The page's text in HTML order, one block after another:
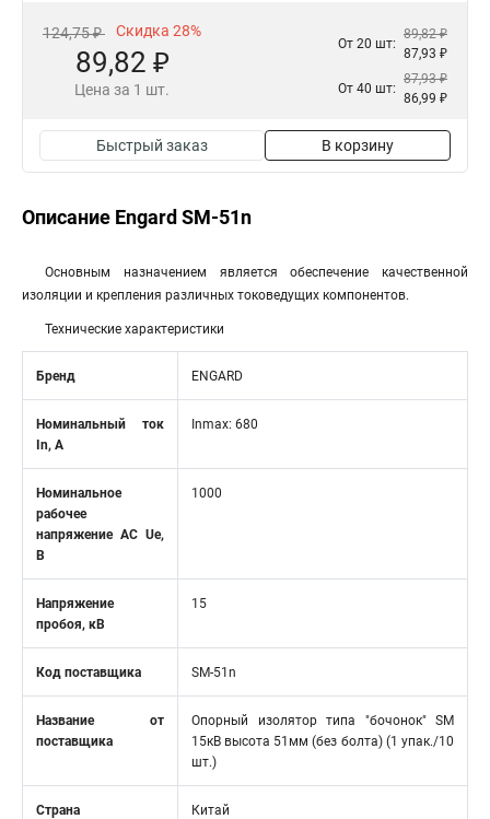
124,75 ₽ Скидка 28%
89,82 ₽
Цена за 1 шт.
От 20 шт:
89,82 ₽
87,93 ₽
От 40 шт:
87,93 ₽
86,99 ₽
Быстрый заказ В корзину
Описание Engard SM-51n
Основным назначением является обеспечение качественной
изоляции и крепления различных токоведущих компонентов.
Технические характеристики
Бренд ENGARD
Номинальный ток
In, А
Inmax: 680
Номинальное
рабочее
напряжение AC Ue,
В
1000
Напряжение
пробоя, кВ
15
Код поставщика SM-51n
Название от
поставщика
Опорный изолятор типа "бочонок" SM
15кВ высота 51мм (без болта) (1 упак./10
шт.)
Страна
Китай